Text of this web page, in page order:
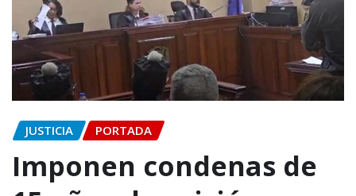
JUSTICIA PORTADA
Imponen condenas de